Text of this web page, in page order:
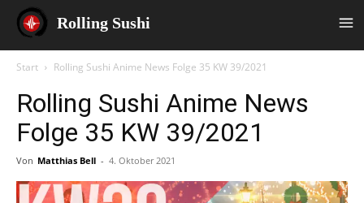
Rolling Sushi
Start Rolling Sushi Anime News Folge 35 KW 39/2021
Rolling Sushi Anime News
Folge 35 KW 39/2021
Von Matthias Bell - 4. Oktober 2021